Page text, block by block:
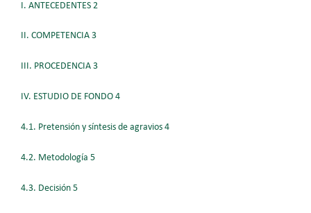
I. ANTECEDENTES 2
II. COMPETENCIA 3
III. PROCEDENCIA 3
IV. ESTUDIO DE FONDO 4
4.1. Pretensión y síntesis de agravios 4
4.2. Metodología 5
4.3. Decisión 5